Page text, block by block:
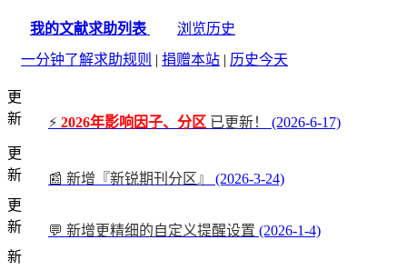
我的文献求助列表
浏览历史
一分钟了解求助规则 | 捐赠本站 | 历史今天
更
新
⚡ 2026年影响因子、分区 已更新！
(2026-6-17)
更
新
📰 新增『新锐期刊分区』
(2026-3-24)
更
新
💬 新增更精细的自定义提醒设置 (2026-1-4)
新